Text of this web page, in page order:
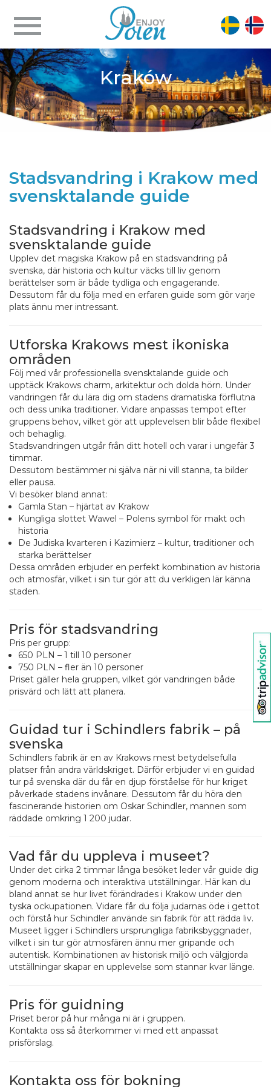
Kraków
Stadsvandring i Krakow med
svensktalande guide
Stadsvandring i Krakow med
svensktalande guide
Upplev det magiska Krakow på en stadsvandring på
svenska, där historia och kultur väcks till liv genom
berättelser som är både tydliga och engagerande.
Dessutom får du följa med en erfaren guide som gör varje
plats ännu mer intressant.
Utforska Krakows mest ikoniska
områden
Följ med vår professionella svensktalande guide och
upptäck Krakows charm, arkitektur och dolda hörn. Under
vandringen får du lära dig om stadens dramatiska förflutna
och dess unika traditioner. Vidare anpassas tempot efter
gruppens behov, vilket gör att upplevelsen blir både flexibel
och behaglig.
Stadsvandringen utgår från ditt hotell och varar i ungefär 3
timmar.
Dessutom bestämmer ni själva när ni vill stanna, ta bilder
eller pausa.
Vi besöker bland annat:
Gamla Stan – hjärtat av Krakow
Kungliga slottet Wawel – Polens symbol för makt och
historia
De Judiska kvarteren i Kazimierz – kultur, traditioner och
starka berättelser
Dessa områden erbjuder en perfekt kombination av historia
och atmosfär, vilket i sin tur gör att du verkligen lär känna
staden.
Pris för stadsvandring
Pris per grupp:
650 PLN – 1 till 10 personer
750 PLN – fler än 10 personer
Priset gäller hela gruppen, vilket gör vandringen både
prisvärd och lätt att planera.
Guidad tur i Schindlers fabrik – på
svenska
Schindlers fabrik är en av Krakows mest betydelsefulla
platser från andra världskriget. Därför erbjuder vi en guidad
tur på svenska där du får en djup förståelse för hur kriget
påverkade stadens invånare. Dessutom får du höra den
fascinerande historien om Oskar Schindler, mannen som
räddade omkring 1 200 judar.
Vad får du uppleva i museet?
Under det cirka 2 timmar långa besöket leder vår guide dig
genom moderna och interaktiva utställningar. Här kan du
bland annat se hur livet förändrades i Krakow under den
tyska ockupationen. Vidare får du följa judarnas öde i gettot
och förstå hur Schindler använde sin fabrik för att rädda liv.
Museet ligger i Schindlers ursprungliga fabriksbyggnader,
vilket i sin tur gör atmosfären ännu mer gripande och
autentisk. Kombinationen av historisk miljö och välgjorda
utställningar skapar en upplevelse som stannar kvar länge.
Pris för guidning
Priset beror på hur många ni är i gruppen.
Kontakta oss så återkommer vi med ett anpassat
prisförslag.
Kontakta oss för bokning